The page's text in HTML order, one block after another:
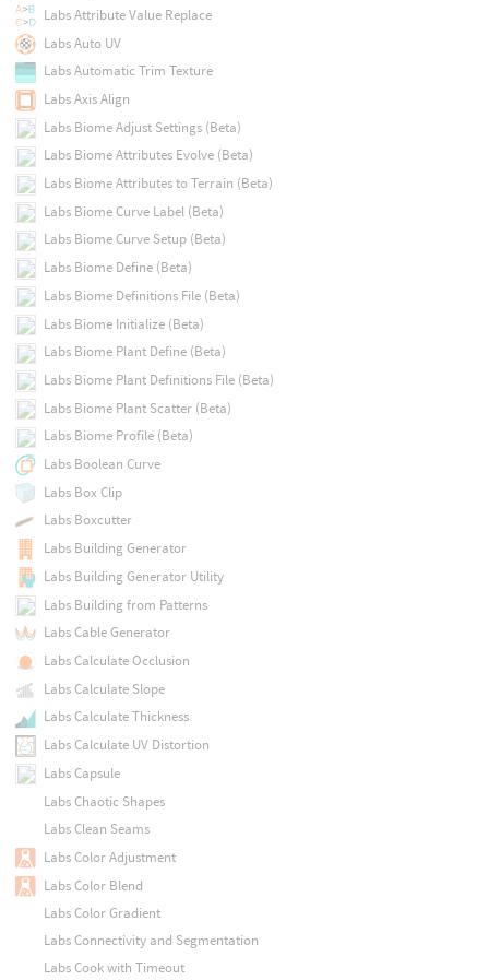
Labs Attribute Value Replace
Labs Auto UV
Labs Automatic Trim Texture
Labs Axis Align
Labs Biome Adjust Settings (Beta)
Labs Biome Attributes Evolve (Beta)
Labs Biome Attributes to Terrain (Beta)
Labs Biome Curve Label (Beta)
Labs Biome Curve Setup (Beta)
Labs Biome Define (Beta)
Labs Biome Definitions File (Beta)
Labs Biome Initialize (Beta)
Labs Biome Plant Define (Beta)
Labs Biome Plant Definitions File (Beta)
Labs Biome Plant Scatter (Beta)
Labs Biome Profile (Beta)
Labs Boolean Curve
Labs Box Clip
Labs Boxcutter
Labs Building Generator
Labs Building Generator Utility
Labs Building from Patterns
Labs Cable Generator
Labs Calculate Occlusion
Labs Calculate Slope
Labs Calculate Thickness
Labs Calculate UV Distortion
Labs Capsule
Labs Chaotic Shapes
Labs Clean Seams
Labs Color Adjustment
Labs Color Blend
Labs Color Gradient
Labs Connectivity and Segmentation
Labs Cook with Timeout